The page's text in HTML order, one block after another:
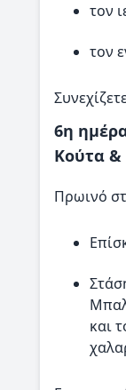
τον
τον
6η
Κούτα &
Πρωινό
και